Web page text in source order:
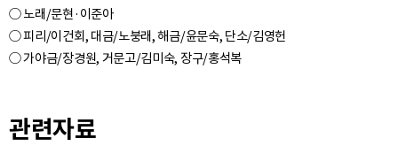
○ 노래/문현·이준아
○ 피리/이건회, 대금/노붕래, 해금/윤문숙, 단소/김영헌
관련자료